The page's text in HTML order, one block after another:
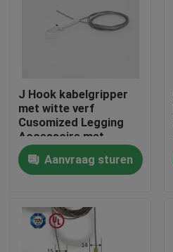
Huis
Videos
J Hook kabelgripper
met witte verf
Cusomized Legging
Accessoire met
Safety Cap
Aanvraag sturen